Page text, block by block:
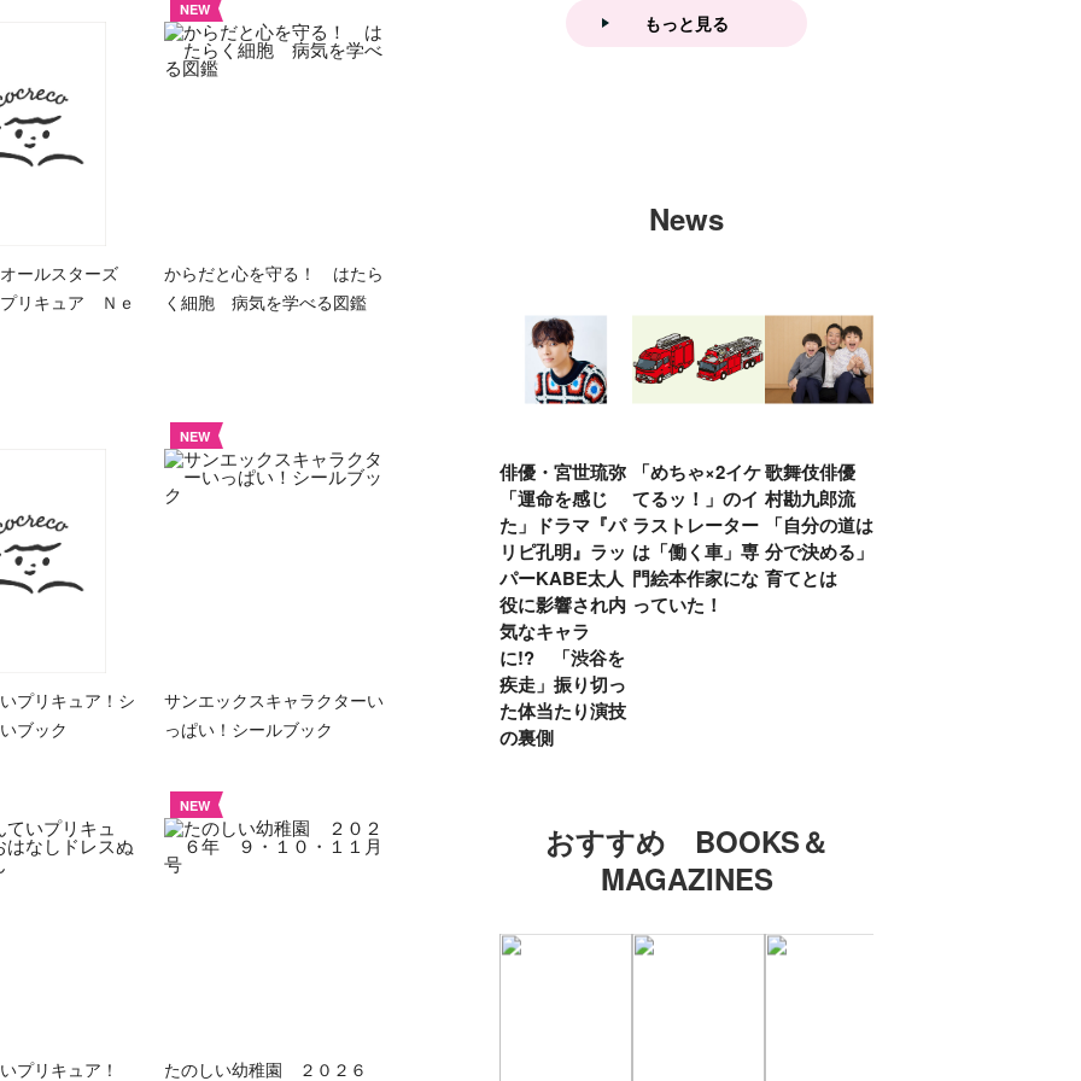
ールスターズ
リキュア Ｎｅ
NEW
からだと心を守る！ はたら
く細胞 病気を学べる図鑑
プリキュア！シ
ブック
NEW
サンエックスキャラクターい
っぱい！シールブック
プリキュア！
NEW
たのしい幼稚園 ２０２６
もっと見る
News
俳優・宮世琉弥
「運命を感じ
た」ドラマ『パ
リピ孔明』ラッ
パーKABE太人
役に影響され内
気なキャラ
に!? 「渋谷を
疾走」振り切っ
た体当たり演技
の裏側
「めちゃ×2イケ
てるッ！」のイ
ラストレーター
は「働く車」専
門絵本作家にな
っていた！
歌舞伎俳優 中
村勘九郎流
「自分の道は自
分で決める」子
育てとは
おすすめ BOOKS＆
MAGAZINES